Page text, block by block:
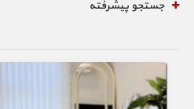
جستجو پیشرفته